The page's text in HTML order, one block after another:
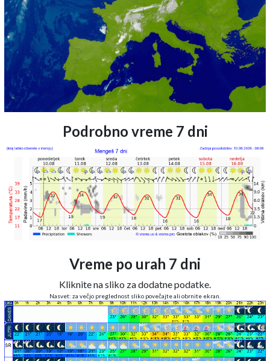
Podrobno vreme 7 dni
Vreme po urah 7 dni
Kliknite na sliko za dodatne podatke.
Nasvet: za večjo preglednost sliko povečajte ali obrnite ekran.